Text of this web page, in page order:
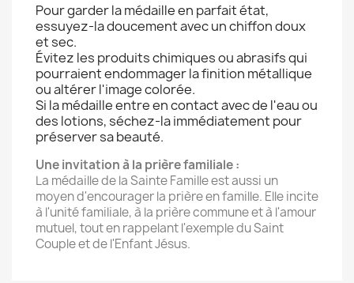
Pour garder la médaille en parfait état,
essuyez-la doucement avec un chiffon doux
et sec.
Évitez les produits chimiques ou abrasifs qui
pourraient endommager la finition métallique
ou altérer l'image colorée.
Si la médaille entre en contact avec de l'eau ou
des lotions, séchez-la immédiatement pour
préserver sa beauté.
Une invitation à la prière familiale :
La médaille de la Sainte Famille est aussi un
moyen d'encourager la prière en famille. Elle incite
à l'unité familiale, à la prière commune et à l'amour
mutuel, tout en rappelant l'exemple du Saint
Couple et de l'Enfant Jésus.